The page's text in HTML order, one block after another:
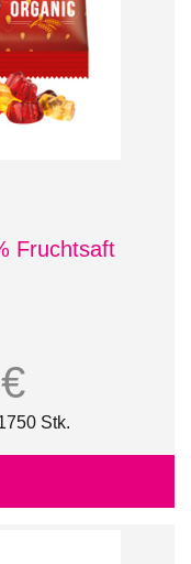
Fruchtsaft
Stk.